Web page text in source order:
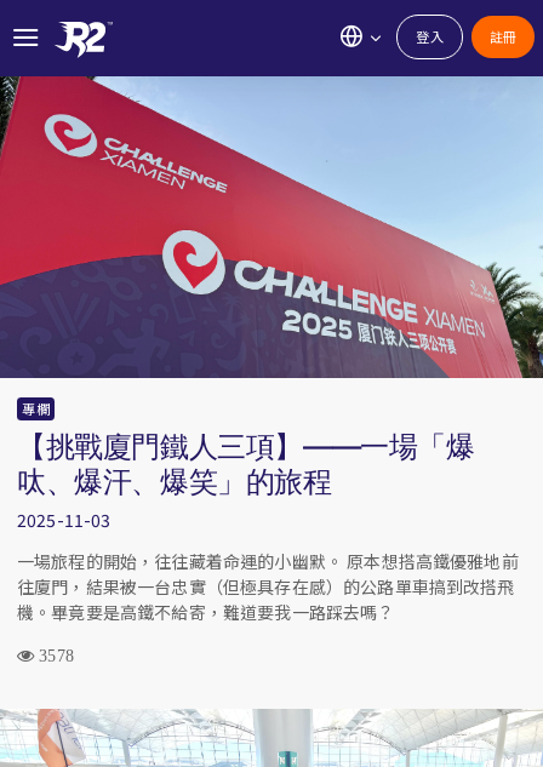
登入 註冊
專欄
【挑戰廈門鐵人三項】——一場「爆
呔、爆汗、爆笑」的旅程
2025-11-03
一場旅程的開始，往往藏着命運的小幽默。 原本想搭高鐵優雅地前
往廈門，結果被一台忠實（但極具存在感）的公路單車搞到改搭飛
機。畢竟要是高鐵不給寄，難道要我一路踩去嗎？
3578